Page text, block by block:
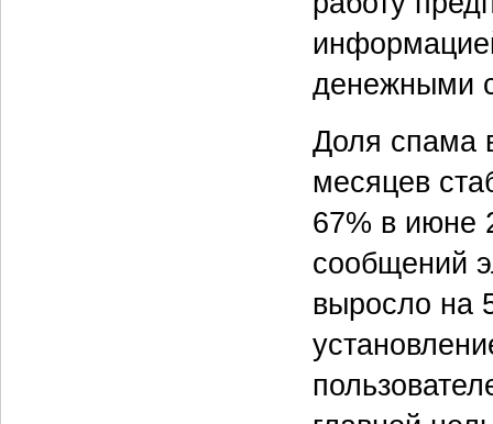
денежными
Доля спама
месяцев
67% в июне
сообщений
выросло на